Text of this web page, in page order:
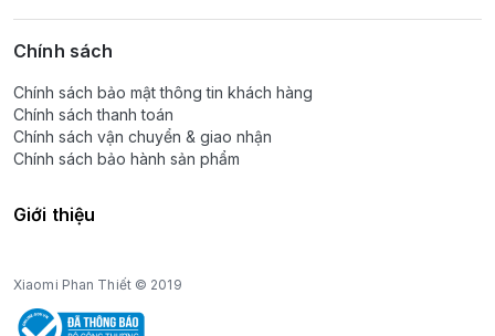
Chính sách
Chính sách bảo mật thông tin khách hàng
Chính sách thanh toán
Chính sách vận chuyển & giao nhận
Chính sách bảo hành sản phẩm
Giới thiệu
Xiaomi Phan Thiết © 2019